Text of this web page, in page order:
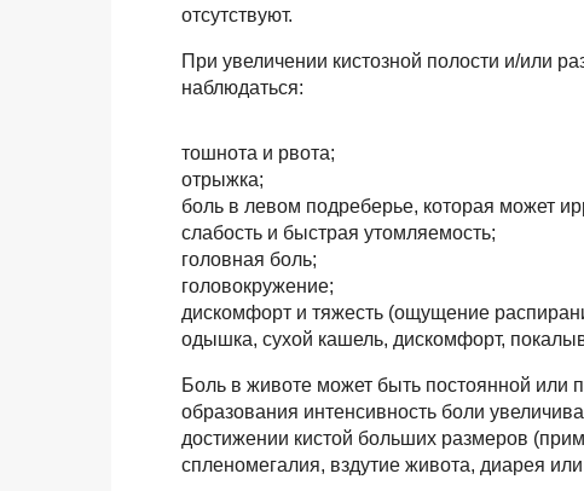
отсутствуют.
При увеличении кистозной полости и/или
наблюдаться:
тошнота и рвота;
отрыжка;
боль в левом подреберье, которая может
слабость и быстрая утомляемость;
головная боль;
головокружение;
дискомфорт и тяжесть (ощущение
одышка, сухой кашель, дискомфорт,
Боль в животе может быть постоянной или
образования интенсивность боли
достижении кистой больших размеров
спленомегалия, вздутие живота, диарея